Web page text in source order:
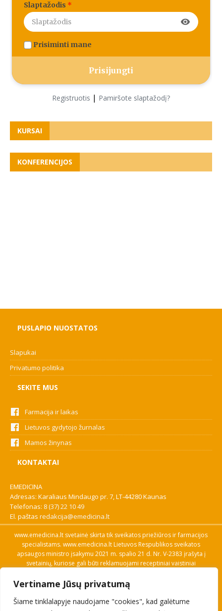
Vertiname Jūsų privatumą
Šiame tinklalapyje naudojame "cookies", kad galėtume
Slaptažodis *
visibility
Prisiminti mane
Registruotis | Pamiršote slaptažodį?
KURSAI
KONFERENCIJOS
PUSLAPIO NUOSTATOS
Slapukai
Privatumo politika
SEKITE MUS
Farmacija ir laikas
Lietuvos gydytojo žurnalas
Mamos žinynas
KONTAKTAI
EMEDICINA
Adresas: Karaliaus Mindaugo pr. 7, LT-44280 Kaunas
Telefonas: 8 (37) 22 10 49
El. paštas redakcija@emedicina.lt
www.emedicina.lt svetainė skirta tik sveikatos priežiūros ir farmacijos
specialistams. www.emedicina.lt Lietuvos Respublikos sveikatos
apsaugos ministro įsakymu 2021 m. spalio 21 d. Nr. V-2383 įrašyta į
svetainių, kuriose gali būti reklamuojami receptiniai vaistiniai
savo profesinę kvalifikaciją. Naudingos nuorodos: Vaistų ir medicinos
pagalbos priemonių kainų paieška, VVKT tinklalapis, Sveikatos
priežiūros ar farmacijos specialisto pranešimo apie įtariamą